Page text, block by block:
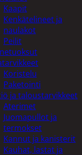
Kaapit
Kenkätelineet ja
naulakot
Peilit
Koristelu
Paketointi
ja taloustarvikkeet
Aterimet
Juomapullot ja
termokset
Kannut ja kanisterit
Kauhat, lastat ja